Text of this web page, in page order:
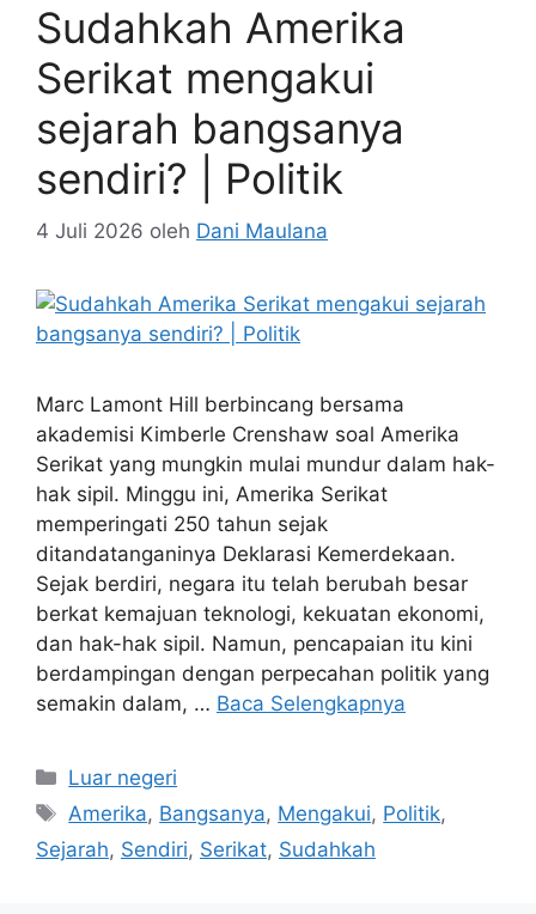
Sudahkah Amerika
Serikat mengakui
sejarah bangsanya
sendiri? | Politik
4 Juli 2026 oleh Dani Maulana
Marc Lamont Hill berbincang bersama
akademisi Kimberle Crenshaw soal Amerika
Serikat yang mungkin mulai mundur dalam hak-
hak sipil. Minggu ini, Amerika Serikat
memperingati 250 tahun sejak
ditandatanganinya Deklarasi Kemerdekaan.
Sejak berdiri, negara itu telah berubah besar
berkat kemajuan teknologi, kekuatan ekonomi,
dan hak-hak sipil. Namun, pencapaian itu kini
berdampingan dengan perpecahan politik yang
semakin dalam, … Baca Selengkapnya
Kategori
Luar negeri
Tag
Amerika, Bangsanya, Mengakui, Politik,
Sejarah, Sendiri, Serikat, Sudahkah